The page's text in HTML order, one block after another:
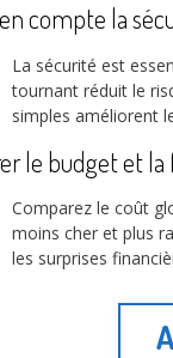
compte la
La sécurité est
tournant réduit le
simples améliorent
le budget et la
Comparez le coût
moins cher et plus
les surprises